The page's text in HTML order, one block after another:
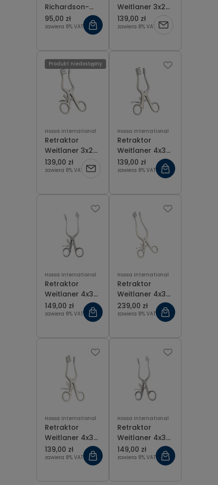
Richardson-
Eastman
51x39/63x49 dł.
95,00 zł
zawiera 8% VAT
Weitlaner 3x2
ząbki ostro-
ostre 11 cm
139,00 zł
zawiera 8% VAT
Hossa International
Retraktor
Weitlaner 3x2
ząbki tępo-
tępe 11 cm
139,00 zł
zawiera 8% VAT
Produkt niedostępny
Hossa International
Retraktor
Weitlaner 4x3
ząbki ostro-
ostre 14 cm
139,00 zł
zawiera 8% VAT
Hossa International
Retraktor
Weitlaner 4x3
ząbki ostro-
ostre 16 cm
149,00 zł
zawiera 8% VAT
Hossa International
Retraktor
Weitlaner 4x3
ząbki ostro-
ostre 20 cm
239,00 zł
zawiera 8% VAT
Hossa International
Retraktor
Weitlaner 4x3
ząbki tępo-
tępe 14 cm
139,00 zł
zawiera 8% VAT
Hossa International
Retraktor
Weitlaner 4x3
ząbki tępo-
tępe 16 cm
149,00 zł
zawiera 8% VAT